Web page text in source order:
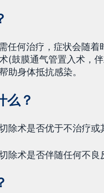
任何治疗，症状会随
(鼓膜通气管置入术，
助身体抵抗感染。
么？
除术是否优于不治疗或
除术是否伴随任何不良